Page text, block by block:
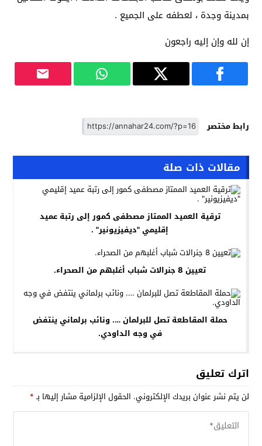
بمدينة وجدة ، لعطفه على الجميع .
إن لله وإن إليه راجعون
رابط مختصر
مقالات ذات صلة
ترقية العميد الممتاز مصطفى كمور إلى رتبة عميد
إقليمي "ديفيزيونير" .
تعيين 8 جنرالات شباب أغلبهم من الصحراء.
حملة المقاطعة تصل للبرلمان …. ونائب برلماني ينتفض
في وجه الداودي.
اترك تعليق
لن يتم نشر عنوان بريدك الإلكتروني. الحقول الإلزامية مشار إليها بـ*